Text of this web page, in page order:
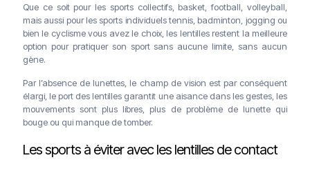
Que ce soit pour les sports collectifs, basket, football, volleyball,
mais aussi pour les sports individuels tennis, badminton, jogging ou
bien le cyclisme vous avez le choix, les lentilles restent la meilleure
option pour pratiquer son sport sans aucune limite, sans aucun
gène.
Par l’absence de lunettes, le champ de vision est par conséquent
élargi, le port des lentilles garantit une aisance dans les gestes, les
mouvements sont plus libres, plus de problème de lunette qui
bouge ou qui manque de tomber.
Les sports à éviter avec les lentilles de contact